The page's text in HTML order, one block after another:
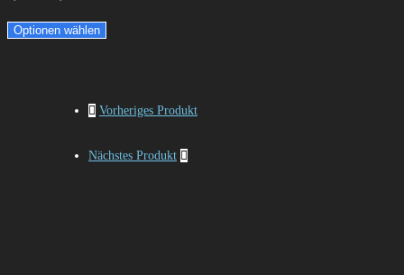
Optionen wählen
Vorheriges Produkt
Nächstes Produkt